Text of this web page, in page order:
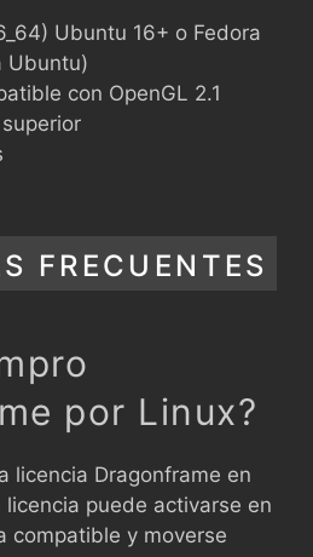
Ubuntu 16+ o Fedora
Ubuntu)
con OpenGL 2.1
FRECUENTES
por Linux?
licencia Dragonframe en
puede activarse en
compatible y moverse